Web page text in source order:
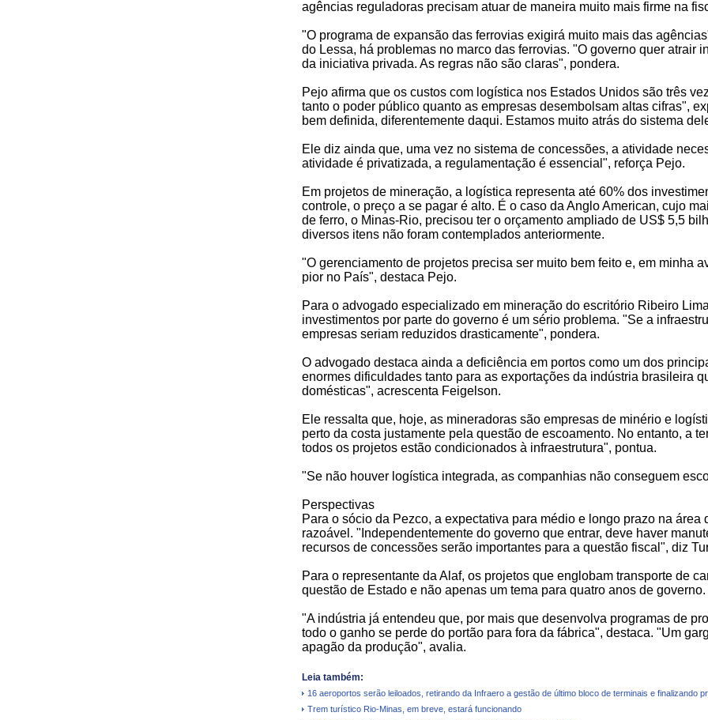
agências reguladoras precisam atuar de maneira muito mais firme na
"O programa de expansão das ferrovias exigirá muito mais das
do Lessa, há problemas no marco das ferrovias. "O governo quer atrair
da iniciativa privada. As regras não são claras", pondera.
Pejo afirma que os custos com logística nos Estados Unidos são três
tanto o poder público quanto as empresas desembolsam altas cifras",
bem definida, diferentemente daqui. Estamos muito atrás do sistema
Ele diz ainda que, uma vez no sistema de concessões, a atividade
atividade é privatizada, a regulamentação é essencial", reforça Pejo.
Em projetos de mineração, a logística representa até 60% dos
controle, o preço a se pagar é alto. É o caso da Anglo American, cujo
de ferro, o Minas-Rio, precisou ter o orçamento ampliado de US$ 5,5
diversos itens não foram contemplados anteriormente.
"O gerenciamento de projetos precisa ser muito bem feito e, em minha
pior no País", destaca Pejo.
Para o advogado especializado em mineração do escritório Ribeiro
investimentos por parte do governo é um sério problema. "Se a
empresas seriam reduzidos drasticamente", pondera.
O advogado destaca ainda a deficiência em portos como um dos
enormes dificuldades tanto para as exportações da indústria brasileira
domésticas", acrescenta Feigelson.
Ele ressalta que, hoje, as mineradoras são empresas de minério e
perto da costa justamente pela questão de escoamento. No entanto, a
todos os projetos estão condicionados à infraestrutura", pontua.
"Se não houver logística integrada, as companhias não conseguem
Perspectivas
Para o sócio da Pezco, a expectativa para médio e longo prazo na área
razoável. "Independentemente do governo que entrar, deve haver
recursos de concessões serão importantes para a questão fiscal", diz
Para o representante da Alaf, os projetos que englobam transporte de
questão de Estado e não apenas um tema para quatro anos de governo.
"A indústria já entendeu que, por mais que desenvolva programas de
todo o ganho se perde do portão para fora da fábrica", destaca. "Um
apagão da produção", avalia.
Leia também:
16 aeroportos serão leiloados, retirando da Infraero a gestão de último bloco de terminais e finalizando
Trem turístico Rio-Minas, em breve, estará funcionando